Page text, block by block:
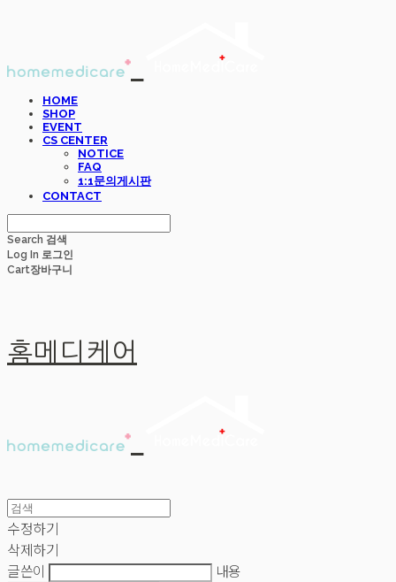
HOME
SHOP
EVENT
CS CENTER
NOTICE
FAQ
1:1문의게시판
CONTACT
Search 검색
Log In 로그인
Cart장바구니
홈메디케어
수정하기
삭제하기
글쓴이
내용